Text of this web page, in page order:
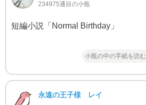
234975通目の小瓶
短編小説「Normal Birthday」
小瓶の中の手紙を読む
永遠の王子様 レイ